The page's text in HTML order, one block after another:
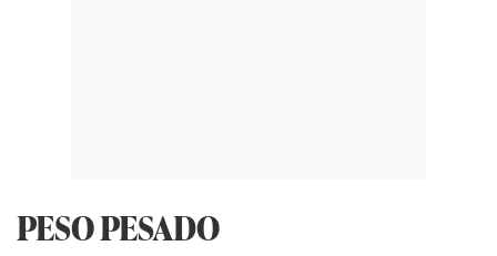
PESO PESADO